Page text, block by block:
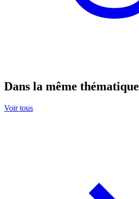
Dans la même thématique
Voir tous